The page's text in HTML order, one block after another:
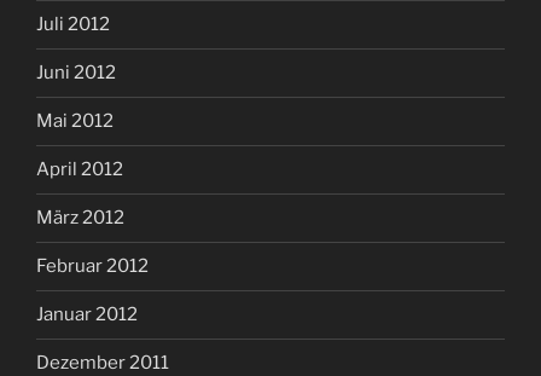
Juli 2012
Juni 2012
Mai 2012
April 2012
März 2012
Februar 2012
Januar 2012
Dezember 2011